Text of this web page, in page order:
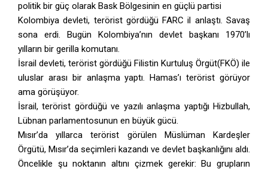
politik bir güç olarak Bask Bölgesinin en güçlü partisi
Kolombiya devleti, terörist gördüğü FARC il anlaştı. Savaş
sona erdi. Bugün Kolombiya’nın devlet başkanı 1970’lı
yılların bir gerilla komutanı.
İsrail devleti, terörist gördüğü Filistin Kurtuluş Örgüt(FKÖ) ile
uluslar arası bir anlaşma yaptı. Hamas’ı terörist görüyor
ama görüşüyor.
İsrail, terörist gördüğü ve yazılı anlaşma yaptığı Hizbullah,
Lübnan parlamentosunun en büyük gücü.
Mısır’da yıllarca terörist görülen Müslüman Kardeşler
Örgütü, Mısır’da seçimleri kazandı ve devlet başkanlığını aldı.
Öncelikle şu noktanın altını çizmek gerekir: Bu grupların